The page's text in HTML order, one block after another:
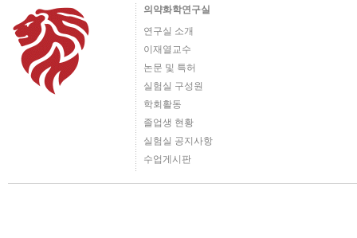
의약화학연구실
연구실 소개
이재열교수
논문 및 특허
실험실 구성원
학회활동
졸업생 현황
실험실 공지사항
수업게시판